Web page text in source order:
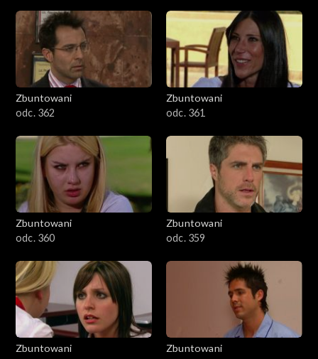
Zbuntowani
odc. 362
Zbuntowani
odc. 361
Zbuntowani
odc. 360
Zbuntowani
odc. 359
Zbuntowani
Zbuntowani